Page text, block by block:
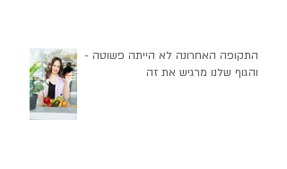
התקופה האחרונה לא הייתה פשוטה -
והגוף שלנו מרגיש את זה